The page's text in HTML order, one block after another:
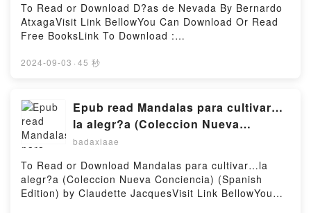
To Read or Download D?as de Nevada By Bernardo
AtxagaVisit Link BellowYou Can Download Or Read
Free BooksLink To Download :
book=8420415987Available versions: EPUB, PDF,
de NevadaReading D?as de NevadaDownload D?as
de NevadaPDF/Epub D?as de NevadaNow You ready
to Read Or Download D?as de NevadaPowered by
Firstory Hosting
2024-09-03 · 45 秒
Epub read Mandalas para cultivar…
la alegr?a (Coleccion Nueva
Conciencia) (Spanish Edition) by
badaxiaae
To Read or Download Mandalas para cultivar…la
alegr?a (Coleccion Nueva Conciencia) (Spanish
Edition) by Claudette JacquesVisit Link BellowYou